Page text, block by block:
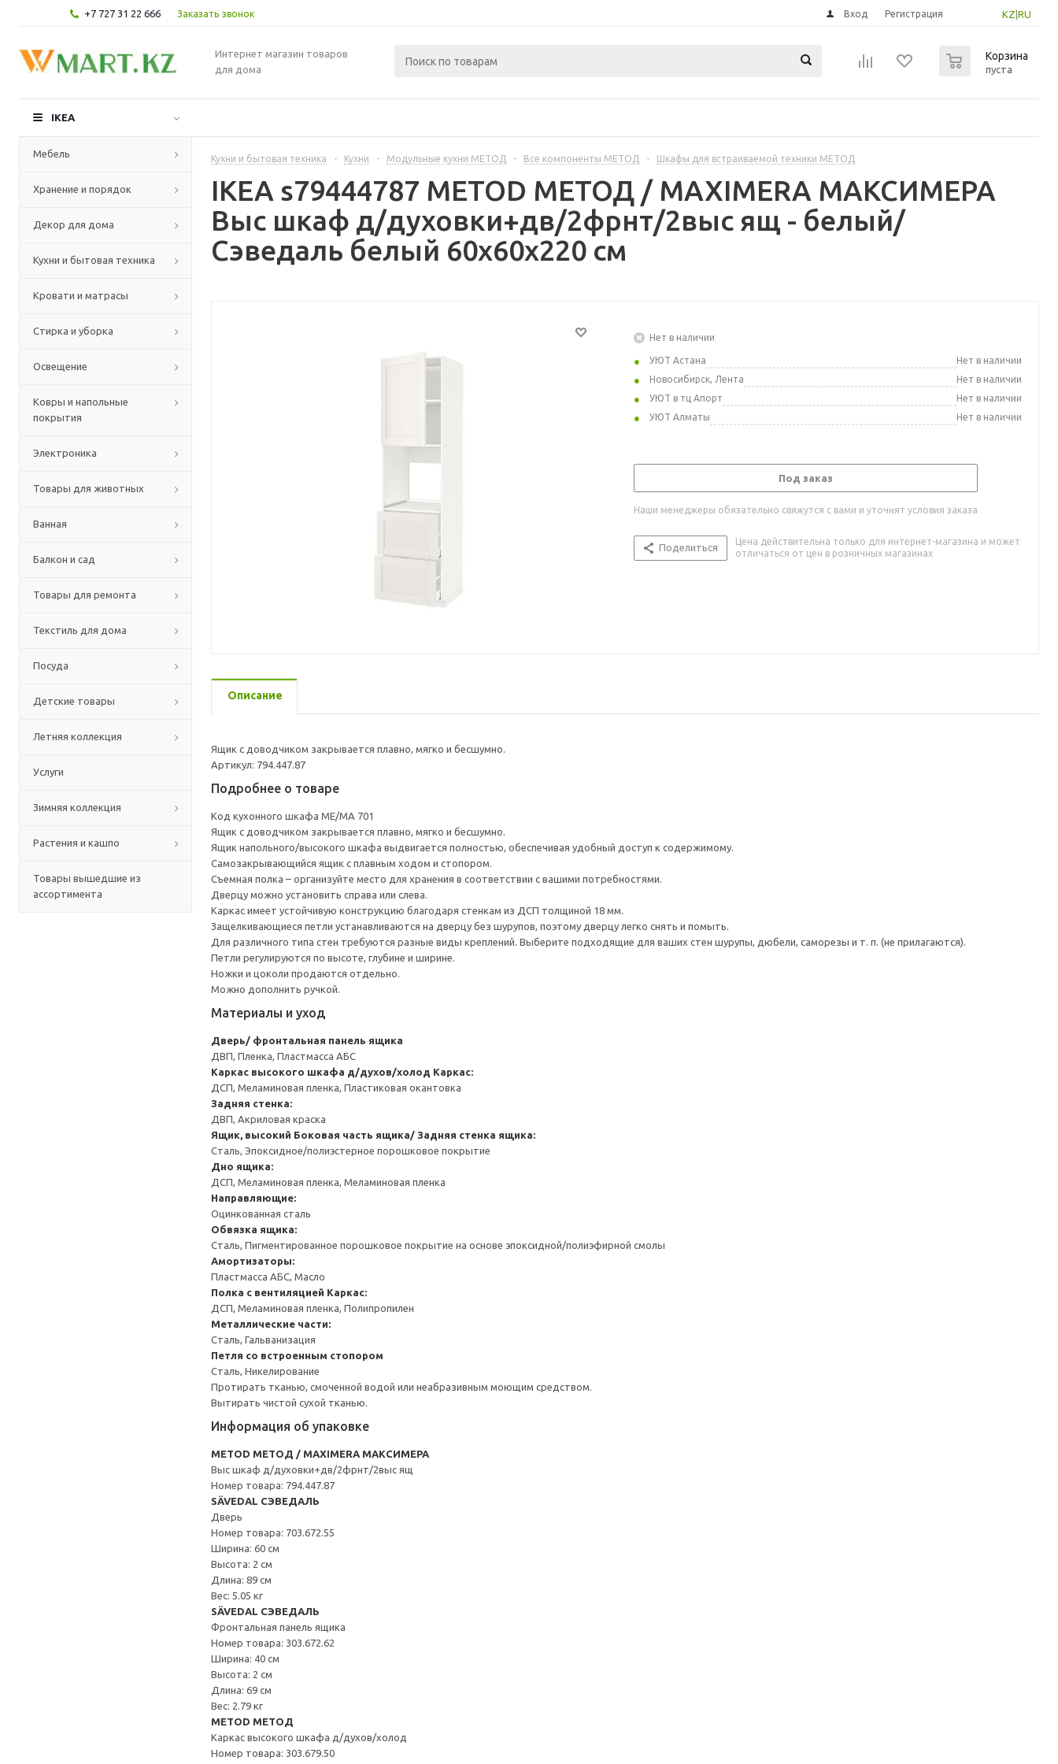
+7 727 31 22 666 Заказать звонок KZ RU
Вход Регистрация
Интернет магазин товаров
для дома
Корзина
пуста
IKEA
Мебель
Хранение и порядок
Декор для дома
Кухни и бытовая техника
Кровати и матрасы
Стирка и уборка
Освещение
Ковры и напольные
покрытия
Электроника
Товары для животных
Ванная
Балкон и сад
Товары для ремонта
Текстиль для дома
Посуда
Детские товары
Летняя коллекция
Услуги
Зимняя коллекция
Растения и кашпо
Товары вышедшие из
ассортимента
Кухни и бытовая техника - Кухни - Модульные кухни МЕТОД - Все компоненты МЕТОД - Шкафы для встраиваемой техники МЕТОД
IKEA s79444787 METOD МЕТОД / MAXIMERA МАКСИМЕРА
Выс шкаф д/духовки+дв/2фрнт/2выс ящ - белый/
Сэведаль белый 60x60x220 см
Нет в наличии
УЮТ Астана
Нет в наличии
Новосибирск, Лента
Нет в наличии
УЮТ в тц Апорт
Нет в наличии
УЮТ Алматы
Нет в наличии
Под заказ
Наши менеджеры обязательно свяжутся с вами и уточнят условия заказа
Поделиться
Цена действительна только для интернет-магазина и может
отличаться от цен в розничных магазинах
Описание
Ящик с доводчиком закрывается плавно, мягко и бесшумно.
Артикул: 794.447.87
Подробнее о товаре
Код кухонного шкафа ME/MA 701
Ящик с доводчиком закрывается плавно, мягко и бесшумно.
Ящик напольного/высокого шкафа выдвигается полностью, обеспечивая удобный доступ к содержимому.
Cамозакрывающийся ящик с плавным ходом и стопором.
Съемная полка – организуйте место для хранения в соответствии с вашими потребностями.
Дверцу можно установить справа или слева.
Каркас имеет устойчивую конструкцию благодаря стенкам из ДСП толщиной 18 мм.
Защелкивающиеся петли устанавливаются на дверцу без шурупов, поэтому дверцу легко снять и помыть.
Для различного типа стен требуются разные виды креплений. Выберите подходящие для ваших стен шурупы, дюбели, саморезы и т. п. (не прилагаются).
Петли регулируются по высоте, глубине и ширине.
Ножки и цоколи продаются отдельно.
Можно дополнить ручкой.
Материалы и уход
Дверь/ фронтальная панель ящика
ДВП, Пленка, Пластмасса АБС
Каркас высокого шкафа д/духов/холод Каркас:
ДСП, Меламиновая пленка, Пластиковая окантовка
Задняя стенка:
ДВП, Акриловая краска
Ящик, высокий Боковая часть ящика/ Задняя стенка ящика:
Сталь, Эпоксидное/полиэстерное порошковое покрытие
Дно ящика:
ДСП, Меламиновая пленка, Меламиновая пленка
Направляющие:
Оцинкованная сталь
Обвязка ящика:
Сталь, Пигментированное порошковое покрытие на основе эпоксидной/полиэфирной смолы
Амортизаторы:
Пластмасса АБС, Масло
Полка с вентиляцией Каркас:
ДСП, Меламиновая пленка, Полипропилен
Металлические части:
Сталь, Гальванизация
Петля со встроенным стопором
Сталь, Никелирование
Протирать тканью, смоченной водой или неабразивным моющим средством.
Вытирать чистой сухой тканью.
Информация об упаковке
METOD МЕТОД / MAXIMERA МАКСИМЕРА
Выс шкаф д/духовки+дв/2фрнт/2выс ящ
Номер товара: 794.447.87
SÄVEDAL СЭВЕДАЛЬ
Дверь
Номер товара: 703.672.55
Ширина: 60 см
Высота: 2 см
Длина: 89 см
Вес: 5.05 кг
SÄVEDAL СЭВЕДАЛЬ
Фронтальная панель ящика
Номер товара: 303.672.62
Ширина: 40 см
Высота: 2 см
Длина: 69 см
Вес: 2.79 кг
METOD МЕТОД
Каркас высокого шкафа д/духов/холод
Номер товара: 303.679.50